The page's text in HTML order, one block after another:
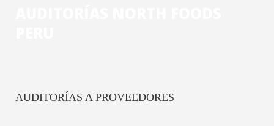
AUDITORÍAS A PROVEEDORES